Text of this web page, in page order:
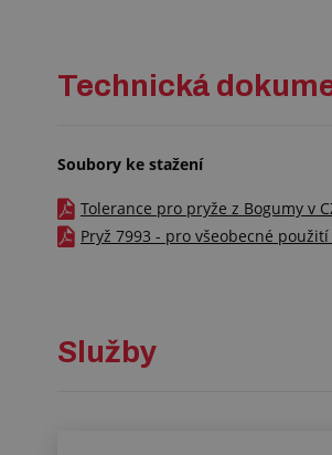
Technická
Soubory ke stažení
Tolerance pro pryže z Bogumy v
Pryž 7993 - pro všeobecné
Služby